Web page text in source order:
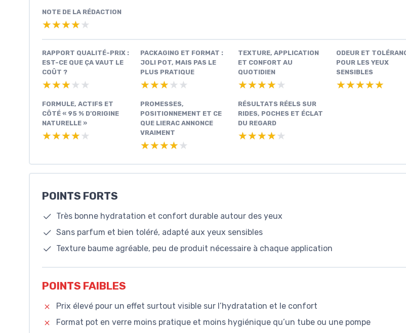
NOTE DE LA RÉDACTION
★★★★★
★★★★★
RAPPORT QUALITÉ-PRIX :
EST-CE QUE ÇA VAUT LE
COÛT ?
★★★★★
★★★★★
PACKAGING ET FORMAT :
JOLI POT, MAIS PAS LE
PLUS PRATIQUE
★★★★★
★★★★★
TEXTURE, APPLICATION
ET CONFORT AU
QUOTIDIEN
★★★★★
★★★★★
ODEUR ET
POUR LES YEUX
SENSIBLES
★★★★★
★★★★★
FORMULE, ACTIFS ET
CÔTÉ « 95 % D’ORIGINE
NATURELLE »
★★★★★
★★★★★
PROMESSES,
POSITIONNEMENT ET CE
QUE LIERAC ANNONCE
VRAIMENT
★★★★★
★★★★★
RÉSULTATS RÉELS SUR
RIDES, POCHES ET ÉCLAT
DU REGARD
★★★★★
★★★★★
POINTS FORTS
Très bonne hydratation et confort durable autour des yeux
Sans parfum et bien toléré, adapté aux yeux sensibles
Texture baume agréable, peu de produit nécessaire à chaque application
POINTS FAIBLES
Prix élevé pour un effet surtout visible sur l’hydratation et le confort
Format pot en verre moins pratique et moins hygiénique qu’un tube ou une pompe